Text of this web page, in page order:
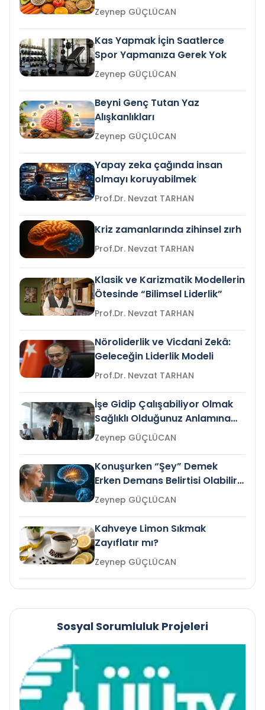
Zeynep GÜÇLÜCAN
Kas Yapmak İçin Saatlerce
Spor Yapmanıza Gerek Yok
Zeynep GÜÇLÜCAN
Beyni Genç Tutan Yaz
Alışkanlıkları
Zeynep GÜÇLÜCAN
Yapay zeka çağında insan
olmayı koruyabilmek
Prof.Dr. Nevzat TARHAN
Kriz zamanlarında zihinsel zırh
Prof.Dr. Nevzat TARHAN
Klasik ve Karizmatik Modellerin
Ötesinde “Bilimsel Liderlik”
Prof.Dr. Nevzat TARHAN
Nöroliderlik ve Vicdani Zekâ:
Geleceğin Liderlik Modeli
Prof.Dr. Nevzat TARHAN
İşe Gidip Çalışabiliyor Olmak
Sağlıklı Olduğunuz Anlamına
Gelir mi?Zeynep GÜÇLÜCAN
Konuşurken “Şey” Demek
Erken Demans Belirtisi Olabilir
mi?
Zeynep GÜÇLÜCAN
Kahveye Limon Sıkmak
Zayıflatır mı?
Zeynep GÜÇLÜCAN
Sosyal Sorumluluk Projeleri